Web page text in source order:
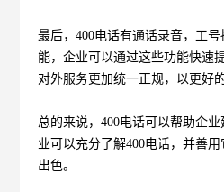
最后，400电话有通话录音，工
能，企业可以通过这些功能快速
对外服务更加统一正规，以更好
总的来说，400电话可以帮助企
业可以充分了解400电话，并善
出色。